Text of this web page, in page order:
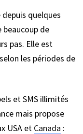
quelques
beaucoup de
pas. Elle est
les périodes de
et SMS illimités
mais propose
USA et Canada :